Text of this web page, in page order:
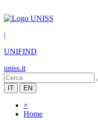
|
UNIFIND
uniss.it
IT EN
×
Home